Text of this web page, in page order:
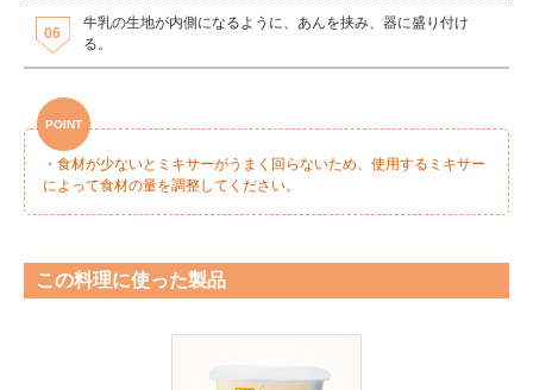
牛乳の生地が内側になるように、あんを挟み、器に盛り付け
る。
・食材が少ないとミキサーがうまく回らないため、使用するミキサー
によって食材の量を調整してください。
この料理に使った製品